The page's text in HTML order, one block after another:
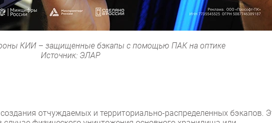
КИИ – защищенные бэкапы с помощью ПАК на оптике
Источник: ЭЛАР
отчуждаемых и территориально-распределенных бэкапов.